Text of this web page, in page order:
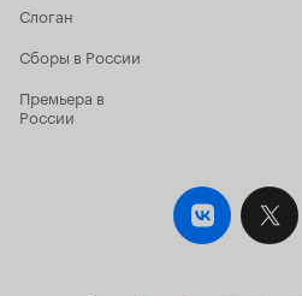
прилеплено из других фильмов. Но
не обоснованно. И повторюсь, вся
неудобоварима. Вот для чего
Виталия Татариновича обозревал в
опушку в 600 метрах от объекта?
деревни, свободно
слов, свойственных человеку с
Слоган
Сборы в России
Премьера в
России